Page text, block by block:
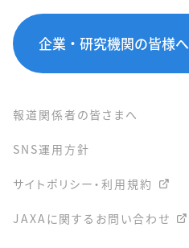
企業・研究機関の皆様へ
報道関係者の皆さまへ
SNS運用方針
サイトポリシー・利用規約
JAXAに関するお問い合わせ